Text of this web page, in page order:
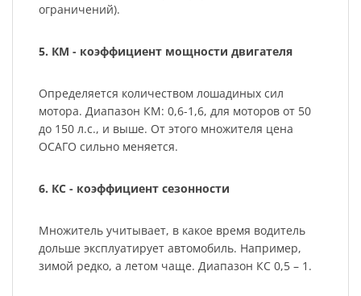
ограничений).
5. КМ - коэффициент мощности двигателя
Определяется количеством лошадиных сил
мотора. Диапазон КМ: 0,6-1,6, для моторов от 50
до 150 л.с., и выше. От этого множителя цена
ОСАГО сильно меняется.
6. КС - коэффициент сезонности
Множитель учитывает, в какое время водитель
дольше эксплуатирует автомобиль. Например,
зимой редко, а летом чаще. Диапазон КС 0,5 – 1.